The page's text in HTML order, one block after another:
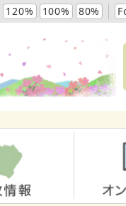
120% 100% 80%